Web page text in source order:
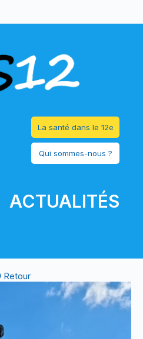
La santé dans le 12e
Qui sommes-nous ?
ACTUALITÉS
Retour